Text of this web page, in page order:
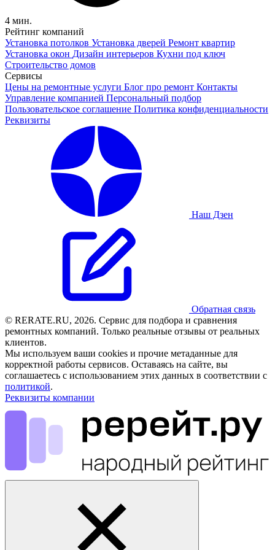
4 мин.
Рейтинг компаний
Установка потолков Установка дверей Ремонт квартир
Установка окон Дизайн интерьеров Кухни под ключ
Строительство домов
Сервисы
Цены на ремонтные услуги Блог про ремонт Контакты
Управление компанией Персональный подбор
Пользовательское соглашение Политика конфиденциальности
Реквизиты
Наш Дзен
Обратная связь
© RERATE.RU, 2026. Сервис для подбора и сравнения
ремонтных компаний. Только реальные отзывы от реальных
клиентов.
Мы используем ваши cookies и прочие метаданные для
корректной работы сервисов. Оставаясь на сайте, вы
соглашаетесь с использованием этих данных в соответствии с
политикой.
Реквизиты компании